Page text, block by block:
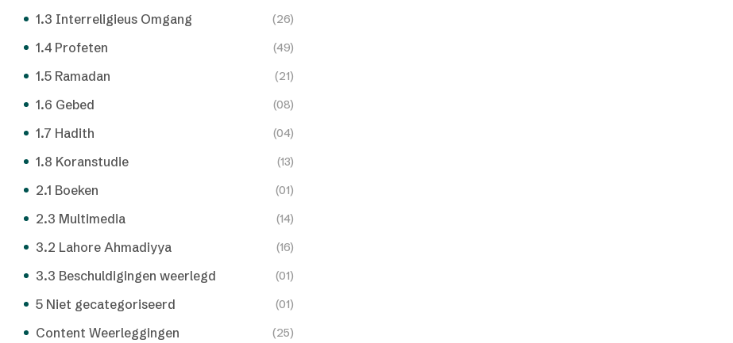
1.3 Interreligieus Omgang (26)
1.4 Profeten (49)
1.5 Ramadan (21)
1.6 Gebed (08)
1.7 Hadith (04)
1.8 Koranstudie (13)
2.1 Boeken (01)
2.3 Multimedia (14)
3.2 Lahore Ahmadiyya (16)
3.3 Beschuldigingen weerlegd (01)
5 Niet gecategoriseerd (01)
Content Weerleggingen (25)